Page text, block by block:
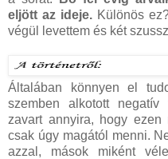
eljött az ideje.Különös
végül levettem és két
Általában könnyen el
szemben alkotott
zavart annyira, hogy
csak úgy magától menni.
azzal, mások miként